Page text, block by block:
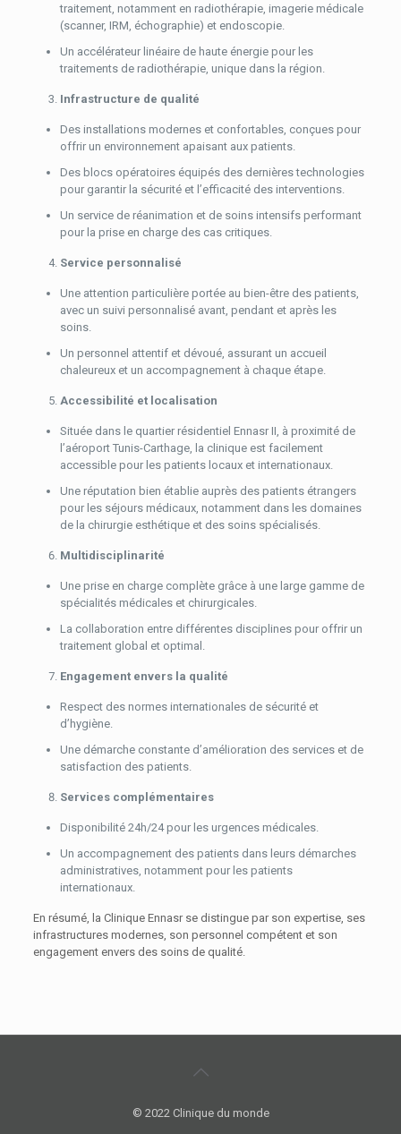
traitement, notamment en radiothérapie, imagerie médicale
(scanner, IRM, échographie) et endoscopie.
Un accélérateur linéaire de haute énergie pour les
traitements de radiothérapie, unique dans la région.
Infrastructure de qualité
Des installations modernes et confortables, conçues pour
offrir un environnement apaisant aux patients.
Des blocs opératoires équipés des dernières technologies
pour garantir la sécurité et l’efficacité des interventions.
Un service de réanimation et de soins intensifs performant
pour la prise en charge des cas critiques.
Service personnalisé
Une attention particulière portée au bien-être des patients,
avec un suivi personnalisé avant, pendant et après les
soins.
Un personnel attentif et dévoué, assurant un accueil
chaleureux et un accompagnement à chaque étape.
Accessibilité et localisation
Située dans le quartier résidentiel Ennasr II, à proximité de
l’aéroport Tunis-Carthage, la clinique est facilement
accessible pour les patients locaux et internationaux.
Une réputation bien établie auprès des patients étrangers
pour les séjours médicaux, notamment dans les domaines
de la chirurgie esthétique et des soins spécialisés.
Multidisciplinarité
Une prise en charge complète grâce à une large gamme de
spécialités médicales et chirurgicales.
La collaboration entre différentes disciplines pour offrir un
traitement global et optimal.
Engagement envers la qualité
Respect des normes internationales de sécurité et
d’hygiène.
Une démarche constante d’amélioration des services et de
satisfaction des patients.
Services complémentaires
Disponibilité 24h/24 pour les urgences médicales.
Un accompagnement des patients dans leurs démarches
administratives, notamment pour les patients
internationaux.
En résumé, la Clinique Ennasr se distingue par son expertise, ses
infrastructures modernes, son personnel compétent et son
engagement envers des soins de qualité.
© 2022 Clinique du monde